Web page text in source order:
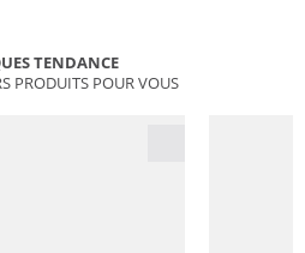
TENDANCE
PRODUITS POUR VOUS